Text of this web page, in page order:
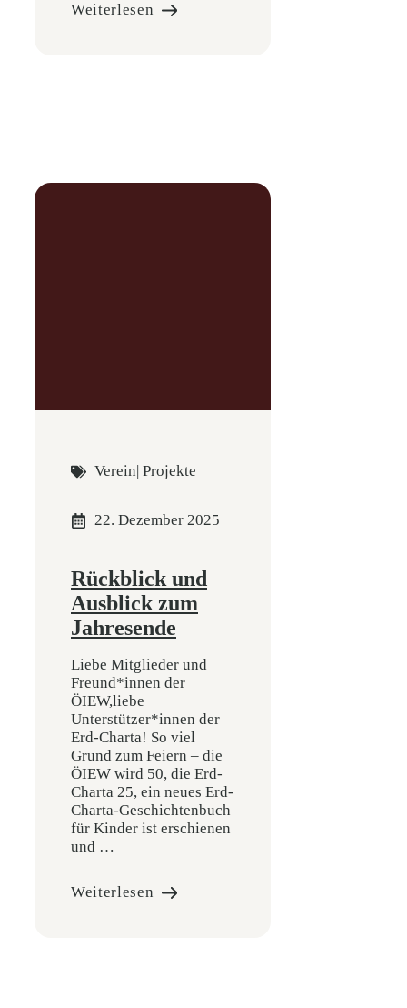
Weiterlesen
Verein| Projekte
22. Dezember 2025
Rückblick und
Ausblick zum
Jahresende
Liebe Mitglieder und
Freund*innen der
ÖIEW,liebe
Unterstützer*innen der
Erd-Charta! So viel
Grund zum Feiern – die
ÖIEW wird 50, die Erd-
Charta 25, ein neues Erd-
Charta-Geschichtenbuch
für Kinder ist erschienen
und …
Weiterlesen